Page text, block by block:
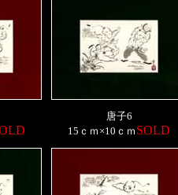
唐子6
15ｃｍ×10ｃｍ SOLD